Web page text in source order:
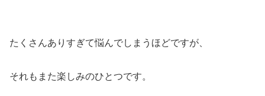
たくさんありすぎて悩んでしまうほどですが、
それもまた楽しみのひとつです。